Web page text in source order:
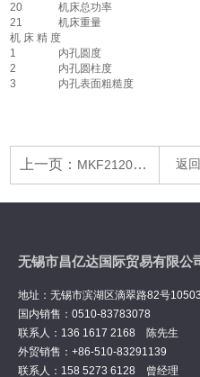
20
机床总功率
21
机床重量
机 床 精 度
1
内孔圆度
2
内孔圆柱度
3
内孔表面粗糙度
上一页： MKF2120+(B轴)型 数控复合磨床 返
无锡市昌亿达国际贸易有限公
地址：无锡市滨湖区滴翠路82号10503
国内销售：0510-83783078
联系人：136 1617 2168 陈先生
外贸销售：+86-510-83291139
联系人：158 5273 6128 曾经理